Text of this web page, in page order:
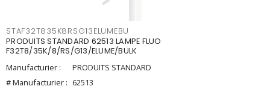
STAF32T835K8RSG13ELUMEBU
PRODUITS STANDARD 62513 LAMPE FLUO
F32T8/35K/8/RS/G13/ELUME/BULK
Manufacturier :
PRODUITS STANDARD
# Manufacturier : 62513